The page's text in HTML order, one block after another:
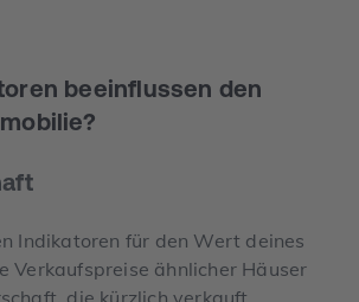
beeinflussen den
Indikatoren für den Wert deines
Verkaufspreise ähnlicher Häuser
die kürzlich verkauft